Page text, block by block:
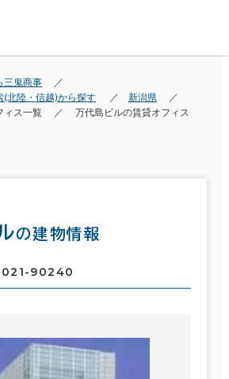
三鬼商事
(北陸・信越)から探す
新潟県
ィス一覧 万代島ビルの賃貸オフィス
の建物情報
021-90240